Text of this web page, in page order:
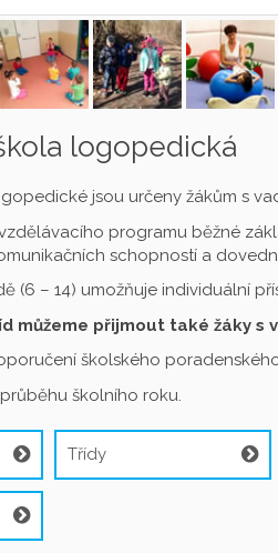
logopedická
jsou určeny žákům s
programu běžné
schopností a
(6 – 14) umožňuje individuální
můžeme přijmout také žáky s
školského
školního roku.
Třídy